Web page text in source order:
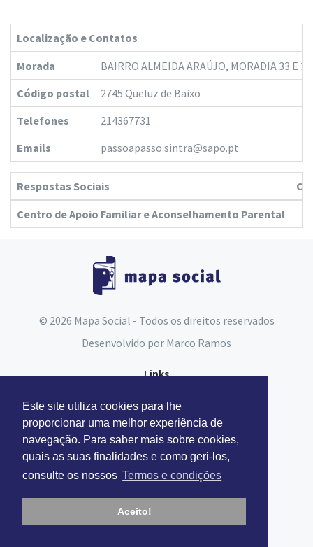
Este site utiliza cookies para lhe
proporcionar uma melhor experiência de
navegação. Para saber mais sobre cookies,
quais as suas finalidades e como geri-los,
consulte os nossos Termos e condições
Aceito!
Localização e Contatos
Morada
BAIRRO ALMEIDA ARAÚJO, MORADIA 33 E 38
Código postal
2745 Queluz de Baixo
Telefones
214367731
Emails
passoapasso.sintra@sapo.pt
Respostas Sociais
Centro de Apoio Familiar e Aconselhamento Parental
© 2026 Mapa Social - Todos os direitos reservados
Desenvolvido por Marco Ramos
Links
Carta Social
Segurança Social
Contactos
Facebook